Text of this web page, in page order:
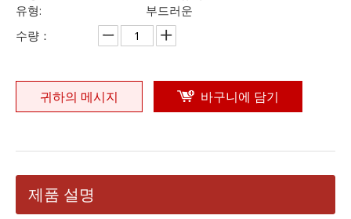
유형:
부드러운
수량：
귀하의 메시지 바구니에 담기
제품 설명